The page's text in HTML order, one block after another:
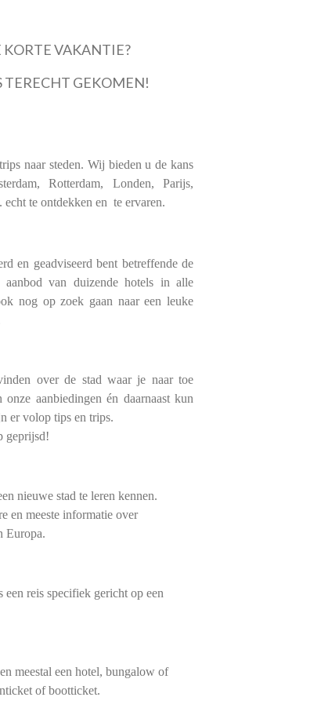
KORTE VAKANTIE?
TERECHT GEKOMEN!
naar steden. Wij bieden u de kans
Rotterdam, Londen, Parijs,
te ontdekken en te ervaren.
en geadviseerd bent betreffende de
van duizende hotels in alle
nog op zoek gaan naar een leuke
over de stad waar je naar toe
aanbiedingen én daarnaast kun
er volop tips en trips.
geprijsd!
nieuwe stad te leren kennen.
en meeste informatie over
Europa.
reis specifiek gericht op een
meestal een hotel, bungalow of
of bootticket.